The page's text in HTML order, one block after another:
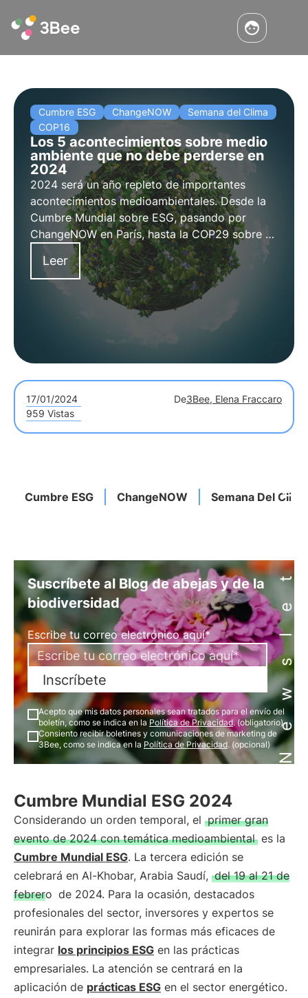
Cumbre ESG ChangeNOW
Semana del Clima
COP16
Los 5 acontecimientos sobre medio
ambiente que no debe perderse en
2024
2024 será un año repleto de importantes
acontecimientos medioambientales. Desde la
Cumbre Mundial sobre ESG, pasando por
ChangeNOW en París, hasta la COP29 sobre el
clima en Azerbaiyán. Descubre en este artículo
los 5 eventos temáticos sobre medio ambiente
y sostenibilidad de este año y por qué no
puedes perdértelos.
Leer
17/01/2024 De3Bee, Elena Fraccaro
959 Vistas
Cumbre ESG ChangeNOW Semana Del Clima
Newsletter
Suscríbete al Blog de abejas y de la
biodiversidad
Escribe tu correo electrónico aquí*
Inscríbete
Acepto que mis datos personales sean tratados para el envío del
boletín, como se indica en la Política de Privacidad. (obligatorio)
Consiento recibir boletines y comunicaciones de marketing de
3Bee, como se indica en la Política de Privacidad. (opcional)
Cumbre Mundial ESG 2024
Considerando un orden temporal, el primer gran
evento de 2024 con temática medioambiental es la
Cumbre Mundial ESG. La tercera edición se
celebrará en Al-Khobar, Arabia Saudí, del 19 al 21 de
febrero de 2024. Para la ocasión, destacados
profesionales del sector, inversores y expertos se
reunirán para explorar las formas más eficaces de
integrar los principios ESG en las prácticas
empresariales. La atención se centrará en la
aplicación de prácticas ESG en el sector energético.